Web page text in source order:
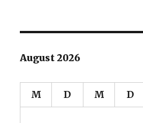
August 2026
M D M D